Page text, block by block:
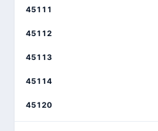
45111
45112
45113
45114
45120